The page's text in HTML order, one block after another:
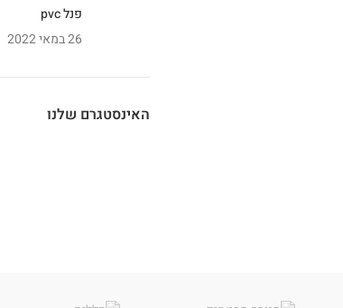
פנל pvc
26 במאי 2022
האינסטגרם שלנו